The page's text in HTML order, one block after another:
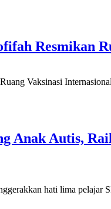
Resmikan
Vaksinasi
Anak Autis,
hati lima